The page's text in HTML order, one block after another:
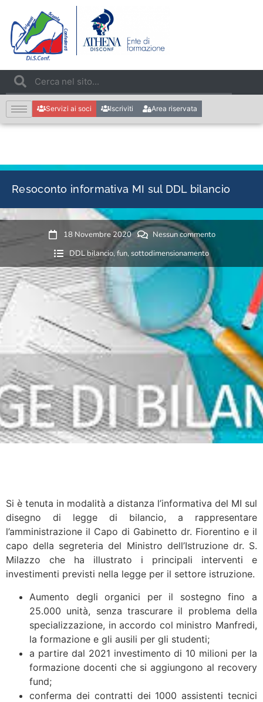
Servizi ai soci Iscriviti Area riservata
Resoconto informativa MI sul DDL bilancio
18 Novembre 2020
Nessun commento
DDL bilancio,fun,sottodimensionamento
Si è tenuta in modalità a distanza l’informativa del MI sul
disegno di legge di bilancio, a rappresentare
l’amministrazione il Capo di Gabinetto dr. Fiorentino e il
capo della segreteria del Ministro dell’Istruzione dr. S.
Milazzo che ha illustrato i principali interventi e
investimenti previsti nella legge per il settore istruzione.
Aumento degli organici per il sostegno fino a
25.000 unità, senza trascurare il problema della
specializzazione, in accordo col ministro Manfredi,
la formazione e gli ausili per gli studenti;
a partire dal 2021 investimento di 10 milioni per la
formazione docenti che si aggiungono al recovery
fund;
conferma dei contratti dei 1000 assistenti tecnici